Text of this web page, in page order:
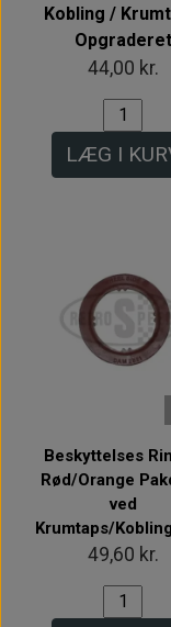
Kobling /
Opgraderet
44,00 kr.
LÆG I
Beskyttelses
Rød/Orange
ved
Krumtaps/
49,60 kr.